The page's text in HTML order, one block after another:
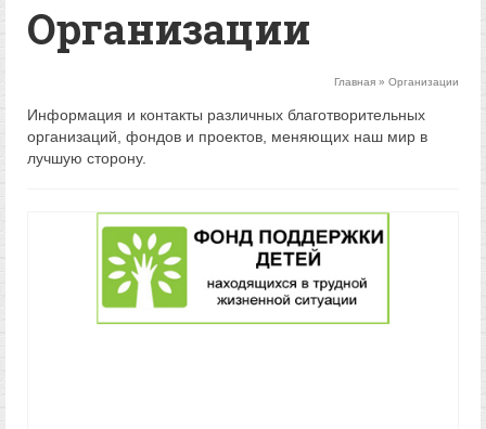
Организации
Главная » Организации
Информация и контакты различных благотворительных
организаций, фондов и проектов, меняющих наш мир в
лучшую сторону.